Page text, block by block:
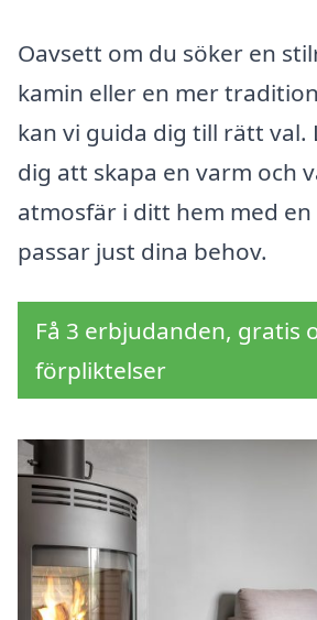
Oavsett om du söker en
kamin eller en mer
kan vi guida dig till rätt val.
dig att skapa en varm och
atmosfär i ditt hem med en
passar just dina behov.
Få 3 erbjudanden, gratis
förpliktelser